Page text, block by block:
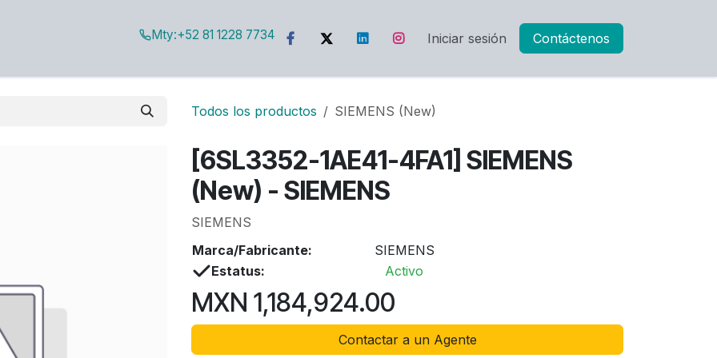
Mty:+52 81 1228 7734 Iniciar sesión Contáctenos
Todos los productos SIEMENS (New)
[6SL3352-1AE41-4FA1] SIEMENS
(New) - SIEMENS
SIEMENS
Marca/Fabricante:
SIEMENS
Estatus:
Activo
MXN 1,184,924.00
Contactar a un Agente